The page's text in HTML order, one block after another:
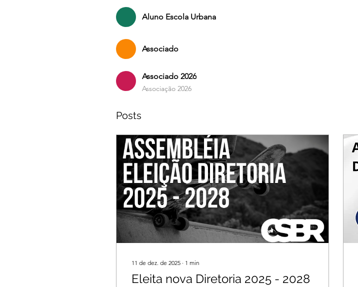
Aluno Escola Urbana
Associado
Associado 2026
Associação 2026
Posts
11 de dez. de 2025 ∙ 1 min
Eleita nova Diretoria 2025 - 2028